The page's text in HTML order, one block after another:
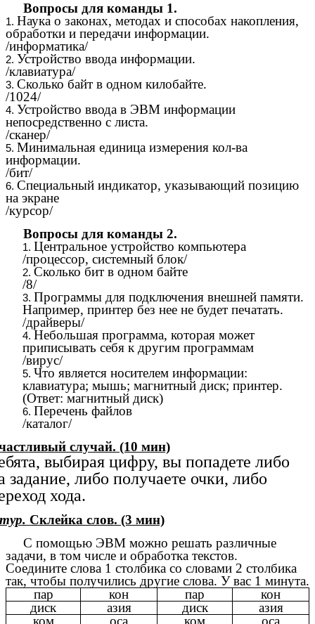
Вопросы для команды 1.
Наука о законах, методах и способах накопления,
обработки и передачи информации.
/информатика/
Устройство ввода информации.
/клавиатура/
Сколько байт в одном килобайте.
/1024/
Устройство ввода в ЭВМ информации
непосредственно с листа.
/сканер/
Минимальная единица измерения кол-ва
информации.
/бит/
Специальный индикатор, указывающий позицию
на экране
/курсор/
Вопросы для команды 2.
Центральное устройство компьютера
/процессор, системный блок/
Сколько бит в одном байте
/8/
Программы для подключения внешней памяти.
Например, принтер без нее не будет печатать.
/драйверы/
Небольшая программа, которая может
приписывать себя к другим программам
/вирус/
Что является носителем информации:
клавиатура; мышь; магнитный диск; принтер.
(Ответ: магнитный диск)
Перечень файлов
/каталог/
случай. (10 мин)
выбирая цифру, вы попадете либо
задание, либо получаете очки, либо
хода.
Склейка слов. (3 мин)
С помощью ЭВМ можно решать различные
задачи, в том числе и обработка текстов.
Соедините слова 1 столбика со словами 2 столбика
так, чтобы получились другие слова. У вас 1 минута.
пар
кон пар
кон
диск
азия диск
азия
ком
оса ком оса